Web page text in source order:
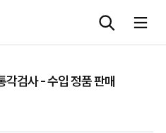
각검사 - 수입 정품 판매